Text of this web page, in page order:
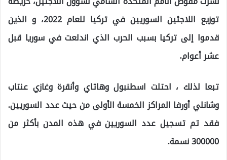
توزيع اللاجئين السوريين في تركيا للعام 2022، و الذين
قدموا إلى تركيا بسبب الحرب الذي اندلعت في سوريا قبل
عشر أعوام.
تبعا لذلك ، احتلت اسطنبول وهاتاي وأنقرة وغازي عنتاب
وشانلي أورفا المراكز الخمسة الأولى من حيث عدد السوريين.
فقد تم تسجيل عدد السوريين في هذه المدن بأكثر من
300000 نسمة.